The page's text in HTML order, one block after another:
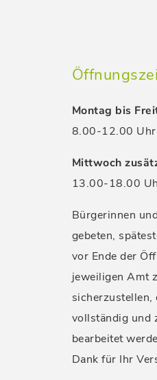
Montag bis
8.00-12.00 Uhr
Mittwoch
13.00-18.00
Bürgerinnen
gebeten,
vor Ende der
jeweiligen Amt
sicherzustellen,
vollständig und
bearbeitet
Dank für Ihr